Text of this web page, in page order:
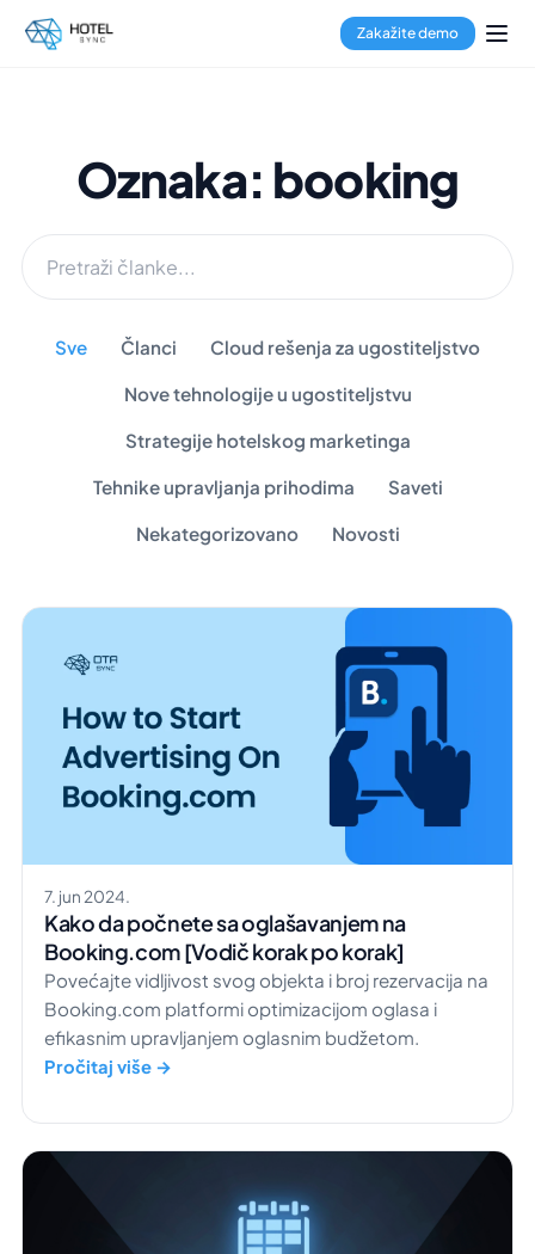
Zakažite demo
Oznaka: booking
Sve Članci Cloud rešenja za ugostiteljstvo
Nove tehnologije u ugostiteljstvu
Strategije hotelskog marketinga
Tehnike upravljanja prihodima Saveti
Nekategorizovano Novosti
7. jun 2024.
Kako da počnete sa oglašavanjem na
Booking.com [Vodič korak po korak]
Povećajte vidljivost svog objekta i broj rezervacija na
Booking.com platformi optimizacijom oglasa i
efikasnim upravljanjem oglasnim budžetom.
Pročitaj više →